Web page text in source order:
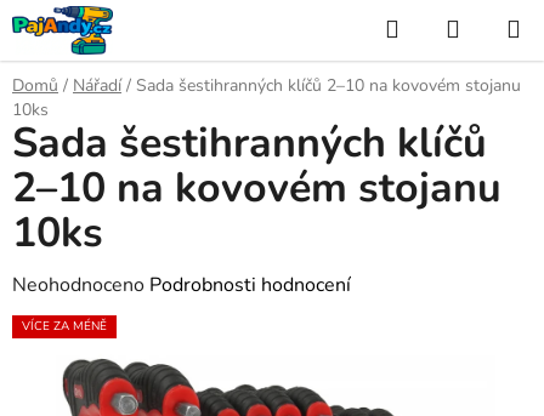
Přejít
na
obsah
Hledat
KOŠÍK
Domů / Nářadí / Sada šestihranných klíčů 2–10 na kovovém stojanu
10ks
Sada šestihranných klíčů
2–10 na kovovém stojanu
10ks
Průměrné
hodnocení
Neohodnoceno Podrobnosti hodnocení
VÍCE ZA MÉNĚ